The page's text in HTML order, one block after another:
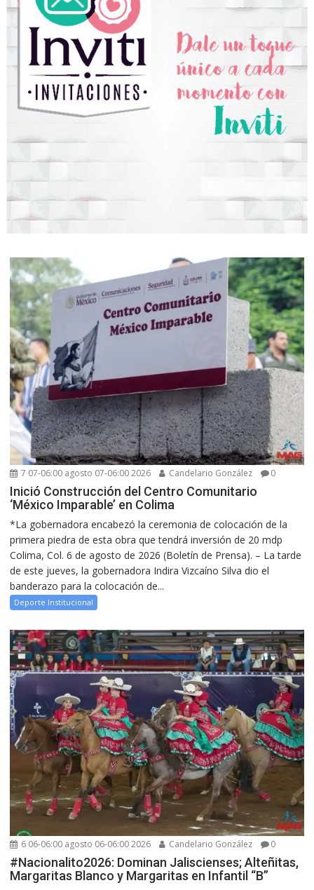
7 07-06:00 agosto 07-06:00 2026 Candelario González 0
Inició Construcción del Centro Comunitario
‘México Imparable’ en Colima
*La gobernadora encabezó la ceremonia de colocación de la
primera piedra de esta obra que tendrá inversión de 20 mdp
Colima, Col. 6 de agosto de 2026 (Boletín de Prensa). – La tarde
de este jueves, la gobernadora Indira Vizcaíno Silva dio el
banderazo para la colocación de...
Deporte Institucional
6 06-06:00 agosto 06-06:00 2026 Candelario González 0
#Nacionalito2026: Dominan Jaliscienses; Alteñitas,
Margaritas Blanco y Margaritas en Infantil “B”